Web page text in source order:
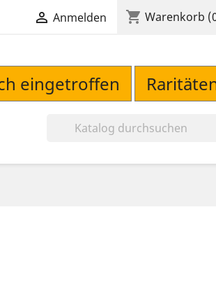
 Anmelden shopping_cart Warenkorb
eingetroffen